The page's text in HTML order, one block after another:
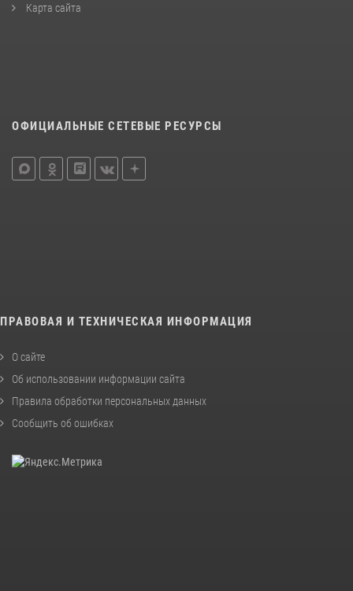
Карта сайта
ОФИЦИАЛЬНЫЕ СЕТЕВЫЕ РЕСУРСЫ
ПРАВОВАЯ И ТЕХНИЧЕСКАЯ ИНФОРМАЦИЯ
О сайте
Об использовании информации сайта
Правила обработки персональных данных
Сообщить об ошибках